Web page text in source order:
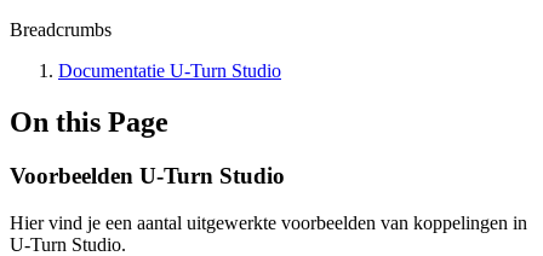
Breadcrumbs
Documentatie U-Turn Studio
On this Page
Voorbeelden U-Turn Studio
Hier vind je een aantal uitgewerkte voorbeelden van koppelingen in
U-Turn Studio.